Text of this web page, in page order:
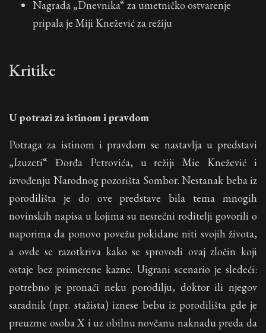
Nagrada „Dnevnika“ za umetničko ostvarenje
pripala je Miji Knežević za režiju
Kritike
U potrazi za istinom i pravdom
Potraga za istinom i pravdom se nastavlja u predstavi
„Izuzeti“ Đorđa Petrovića, u režiji Mie Knežević i
izvođenju Narodnog pozorišta Sombor. Nestanak beba iz
porodilišta je do ove predstave bila tema mnogih
novinskih napisa u kojima su nesrećni roditelji govorili o
naporima da ponovo povežu pokidane niti svojih života,
a ovde se razotkriva kako se sprovodi ovaj zločin koji
ostaje bez primerene kazne. Uigrani scenario je sledeći:
potrebno je pronaći neku porodilju, doktor ili njegov
saradnik (npr. stažista) iznese bebu iz porodilišta gde je
preuzme osoba X i uz obilnu novčanu naknadu preda da